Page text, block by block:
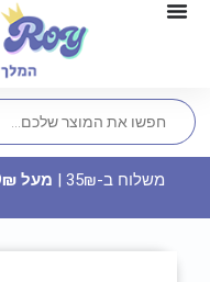
משלוח ב-35₪ | מעל 599₪ משלוח חינם או איסוף עצמי